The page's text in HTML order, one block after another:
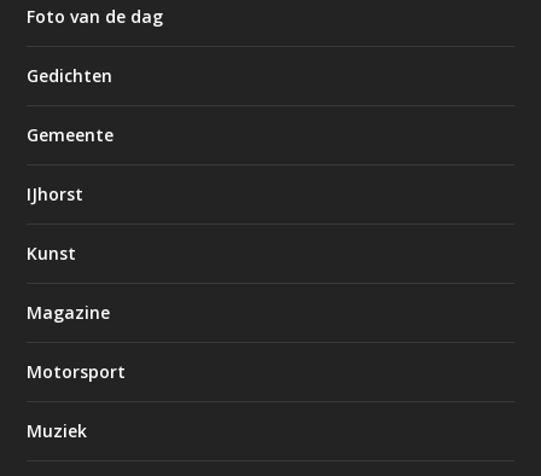
Foto van de dag
Gedichten
Gemeente
IJhorst
Kunst
Magazine
Motorsport
Muziek